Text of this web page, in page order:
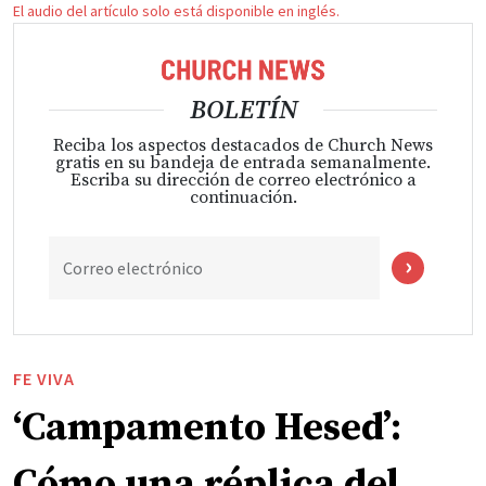
El audio del artículo solo está disponible en inglés.
BOLETÍN
Reciba los aspectos destacados de Church News
gratis en su bandeja de entrada semanalmente.
Escriba su dirección de correo electrónico a
continuación.
Correo electrónico
FE VIVA
‘Campamento Hesed’: